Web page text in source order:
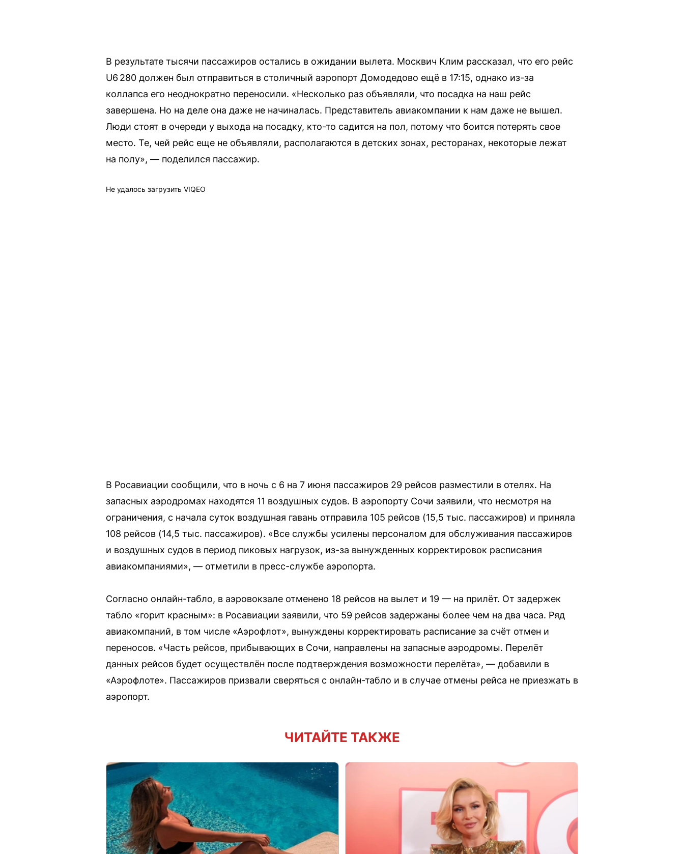
В результате тысячи пассажиров остались в ожидании вылета. Москвич Клим рассказал, что его рейс
U6 280 должен был отправиться в столичный аэропорт Домодедово ещё в 17:15, однако из-за
коллапса его неоднократно переносили. «Несколько раз объявляли, что посадка на наш рейс
завершена. Но на деле она даже не начиналась. Представитель авиакомпании к нам даже не вышел.
Люди стоят в очереди у выхода на посадку, кто-то садится на пол, потому что боится потерять свое
место. Те, чей рейс еще не объявляли, располагаются в детских зонах, ресторанах, некоторые лежат
на полу», — поделился пассажир.
Не удалось загрузить VIQEO
В Росавиации сообщили, что в ночь с 6 на 7 июня пассажиров 29 рейсов разместили в отелях. На
запасных аэродромах находятся 11 воздушных судов. В аэропорту Сочи заявили, что несмотря на
ограничения, с начала суток воздушная гавань отправила 105 рейсов (15,5 тыс. пассажиров) и приняла
108 рейсов (14,5 тыс. пассажиров). «Все службы усилены персоналом для обслуживания пассажиров
и воздушных судов в период пиковых нагрузок, из-за вынужденных корректировок расписания
авиакомпаниями», — отметили в пресс-службе аэропорта.
Согласно онлайн-табло, в аэровокзале отменено 18 рейсов на вылет и 19 — на прилёт. От задержек
табло «горит красным»: в Росавиации заявили, что 59 рейсов задержаны более чем на два часа. Ряд
авиакомпаний, в том числе «Аэрофлот», вынуждены корректировать расписание за счёт отмен и
переносов. «Часть рейсов, прибывающих в Сочи, направлены на запасные аэродромы. Перелёт
данных рейсов будет осуществлён после подтверждения возможности перелёта», — добавили в
«Аэрофлоте». Пассажиров призвали сверяться с онлайн-табло и в случае отмены рейса не приезжать в
аэропорт.
ЧИТАЙТЕ ТАКЖЕ